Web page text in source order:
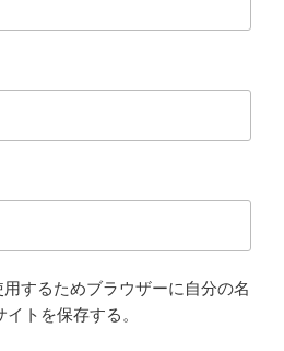
するためブラウザーに自分の名
トを保存する。